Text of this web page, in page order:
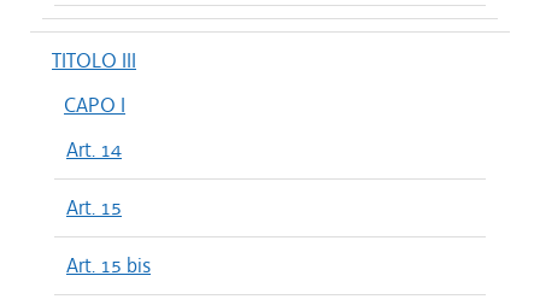
TITOLO III
CAPO I
Art. 14
Art. 15
Art. 15 bis